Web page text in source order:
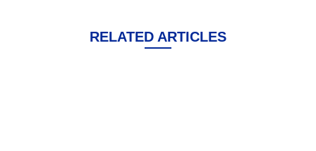
RELATED ARTICLES